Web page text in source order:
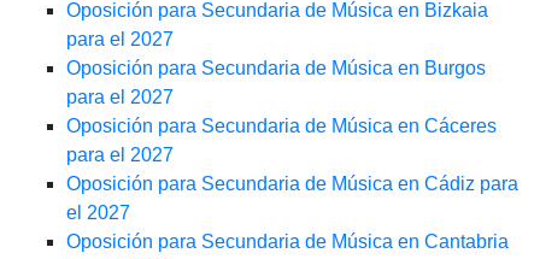
Oposición para Secundaria de Música en Bizkaia
para el 2027
Oposición para Secundaria de Música en Burgos
para el 2027
Oposición para Secundaria de Música en Cáceres
para el 2027
Oposición para Secundaria de Música en Cádiz para
el 2027
Oposición para Secundaria de Música en Cantabria